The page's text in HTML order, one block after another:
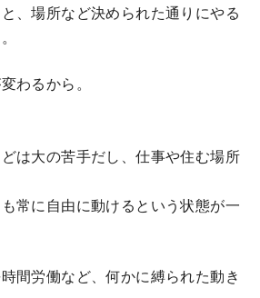
、場所など決められた通りにやる
わるから。
は大の苦手だし、仕事や住む場所
常に自由に動けるという状態が一
間労働など、何かに縛られた動き